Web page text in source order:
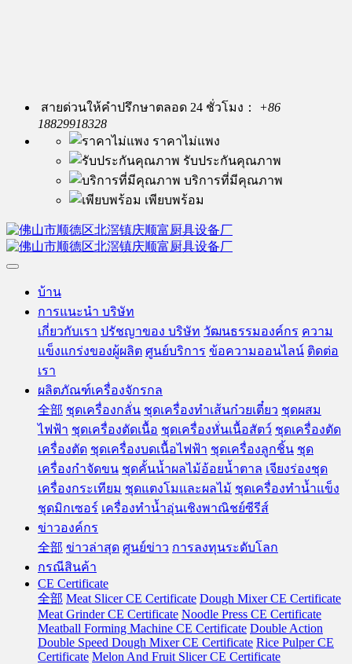
สายด่วนให้คำปรึกษาตลอด 24 ชั่วโมง：
+86
18829918328
ราคาไม่แพง
รับประกันคุณภาพ
บริการที่มีคุณภาพ
เพียบพร้อม
บ้าน
การแนะนำ บริษัท
เกี่ยวกับเรา ปรัชญาของ บริษัท วัฒนธรรมองค์กร ความ
แข็งแกร่งของผู้ผลิต ศูนย์บริการ ข้อความออนไลน์ ติดต่อ
เรา
ผลิตภัณฑ์เครื่องจักรกล
全部 ชุดเครื่องกลั่น ชุดเครื่องทำเส้นก๋วยเตี๋ยว ชุดผสม
ไฟฟ้า ชุดเครื่องตัดเนื้อ ชุดเครื่องหั่นเนื้อสัตว์ ชุดเครื่องตัด
เครื่องตัด ชุดเครื่องบดเนื้อไฟฟ้า ชุดเครื่องลูกชิ้น ชุด
เครื่องกำจัดขน ชุดคั้นน้ำผลไม้อ้อยน้ำตาล เจียงร่องชุด
เครื่องกระเทียม ชุดแตงโมและผลไม้ ชุดเครื่องทำน้ำแข็ง
ชุดมิกเซอร์ เครื่องทำน้ำอุ่นเชิงพาณิชย์ซีรีส์
ข่าวองค์กร
全部 ข่าวล่าสุด ศูนย์ข่าว การลงทุนระดับโลก
กรณีสินค้า
CE Certificate
全部 Meat Slicer CE Certificate Dough Mixer CE Certificate
Meat Grinder CE Certificate Noodle Press CE Certificate
Meatball Forming Machine CE Certificate Double Action
Double Speed Dough Mixer CE Certificate Rice Pulper CE
Certificate Melon And Fruit Slicer CE Certificate